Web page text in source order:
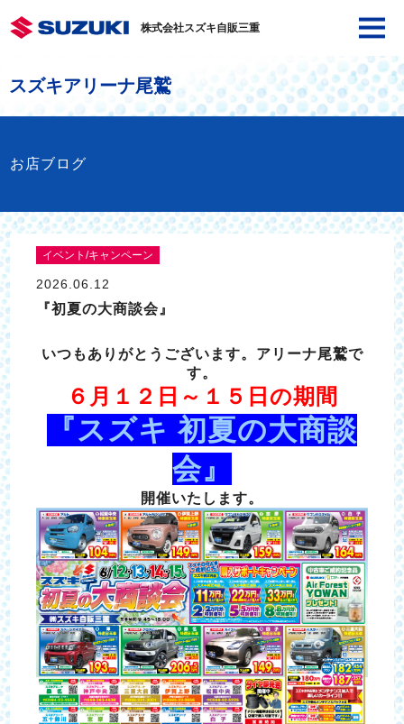
株式会社スズキ自販三重
スズキアリーナ尾鷲
お店ブログ
イベント/キャンペーン
2026.06.12
『初夏の大商談会』
いつもありがとうございます。アリーナ尾鷲で
す。
６月１２日～１５日の期間
『スズキ 初夏の大商談
会』
開催いたします。